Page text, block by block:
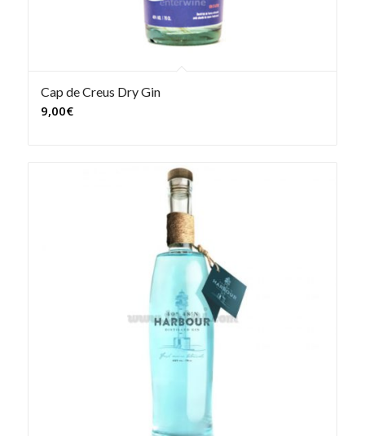
Cap de Creus Dry Gin
9,00€